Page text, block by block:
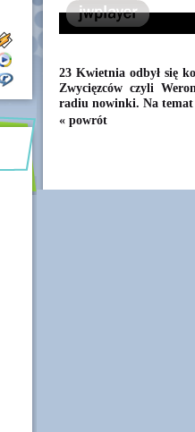
23 Kwietnia odbył się
Zwycięzców czyli
radiu nowinki. Na
« powrót